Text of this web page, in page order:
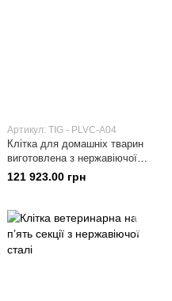
Артикул: TIG - PLVC-A04
Клітка для домашніх тварин
виготовлена з нержавіючої
сталі 304.
121 923.00 грн